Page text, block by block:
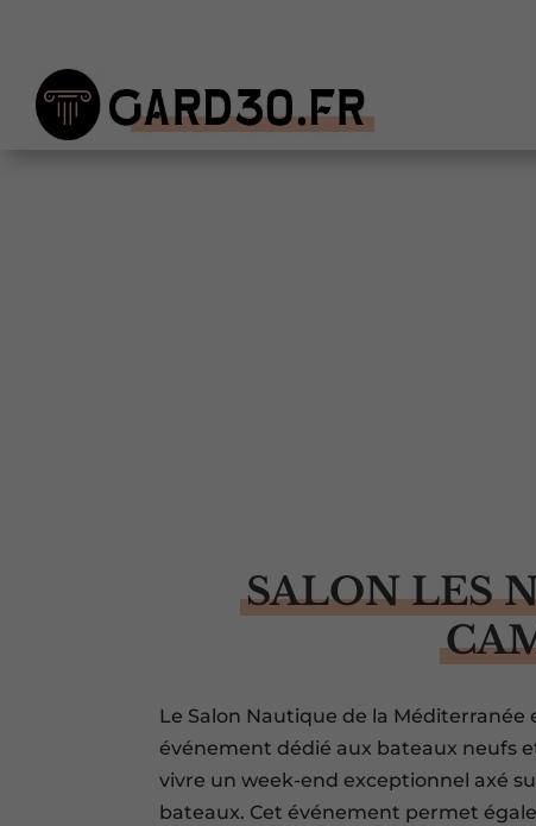
SALON LES
Le Salon Nautique de la
événement dédié aux bateaux neufs
vivre un week-end exceptionnel axé
bateaux. Cet événement permet